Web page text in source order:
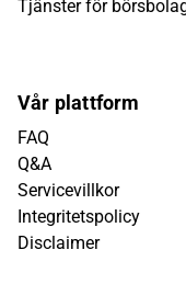
Tjänster för
Vår plattform
FAQ
Q&A
Servicevillkor
Integritetspolicy
Disclaimer